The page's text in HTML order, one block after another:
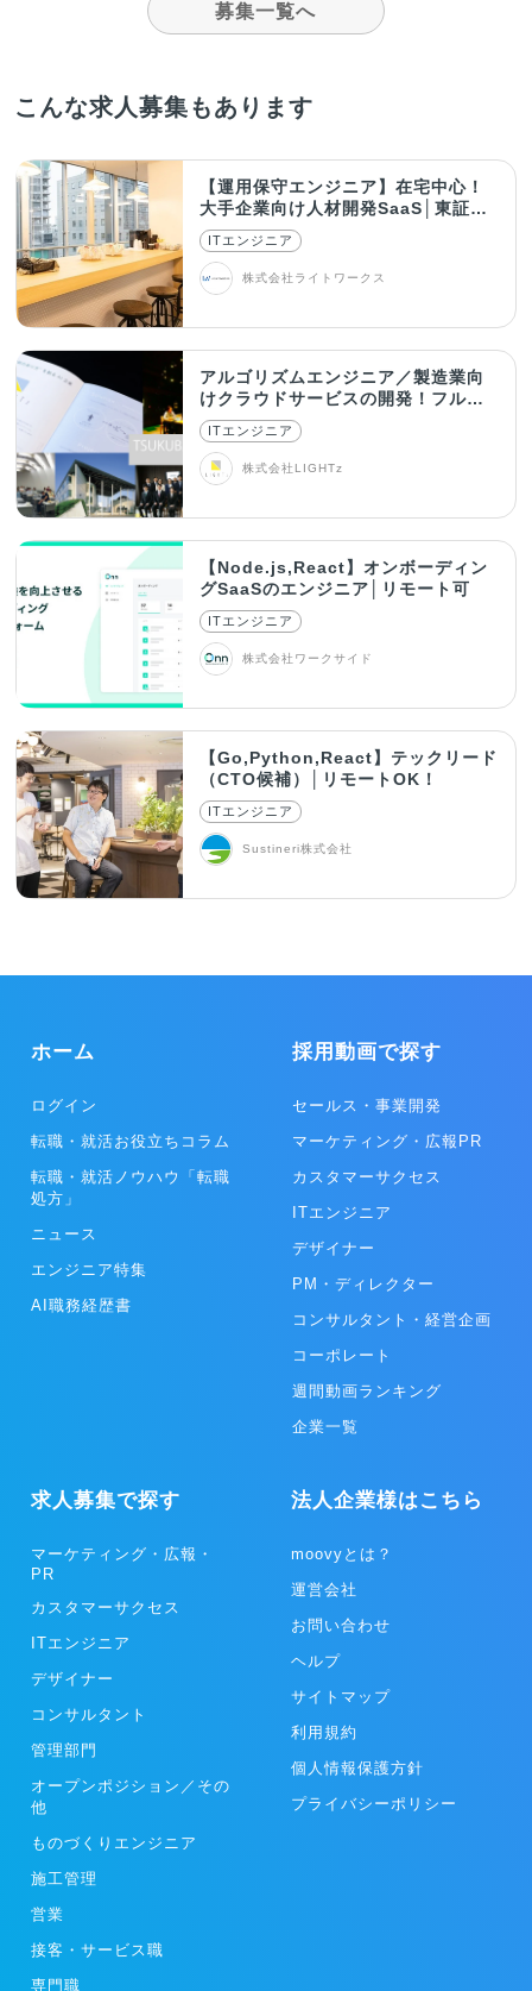
募集一覧へ
こんな求人募集もあります
【運用保守エンジニア】在宅中心！
大手企業向け人材開発SaaS│東証グ
ロース上場
ITエンジニア
株式会社ライトワークス
アルゴリズムエンジニア／製造業向
けクラウドサービスの開発！フルリ
モート可
ITエンジニア
株式会社LIGHTz
【Node.js,React】オンボーディン
グSaaSのエンジニア│リモート可
ITエンジニア
株式会社ワークサイド
【Go,Python,React】テックリード
（CTO候補）│リモートOK！
ITエンジニア
Sustineri株式会社
ホーム
ログイン
転職・就活お役立ちコラム
転職・就活ノウハウ「転職
処方」
ニュース
エンジニア特集
AI職務経歴書
採用動画で探す
セールス・事業開発
マーケティング・広報PR
カスタマーサクセス
ITエンジニア
デザイナー
PM・ディレクター
コンサルタント・経営企画
コーポレート
週間動画ランキング
企業一覧
求人募集で探す
マーケティング・広報・
PR
カスタマーサクセス
ITエンジニア
デザイナー
コンサルタント
管理部門
オープンポジション／その
他
ものづくりエンジニア
施工管理
営業
接客・サービス職
専門職
法人企業様はこちら
moovyとは？
運営会社
お問い合わせ
ヘルプ
サイトマップ
利用規約
個人情報保護方針
プライバシーポリシー